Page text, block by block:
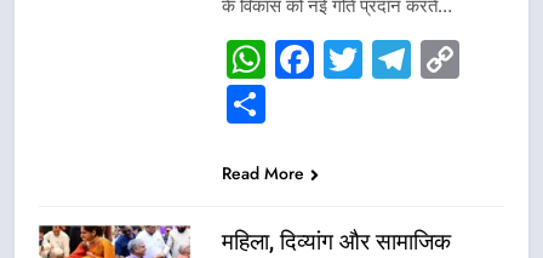
के विकास को नई गति प्रदान करते…
WhatsApp
Facebook
Twitter
Share
Read More
महिला, दिव्यांग और सामाजिक